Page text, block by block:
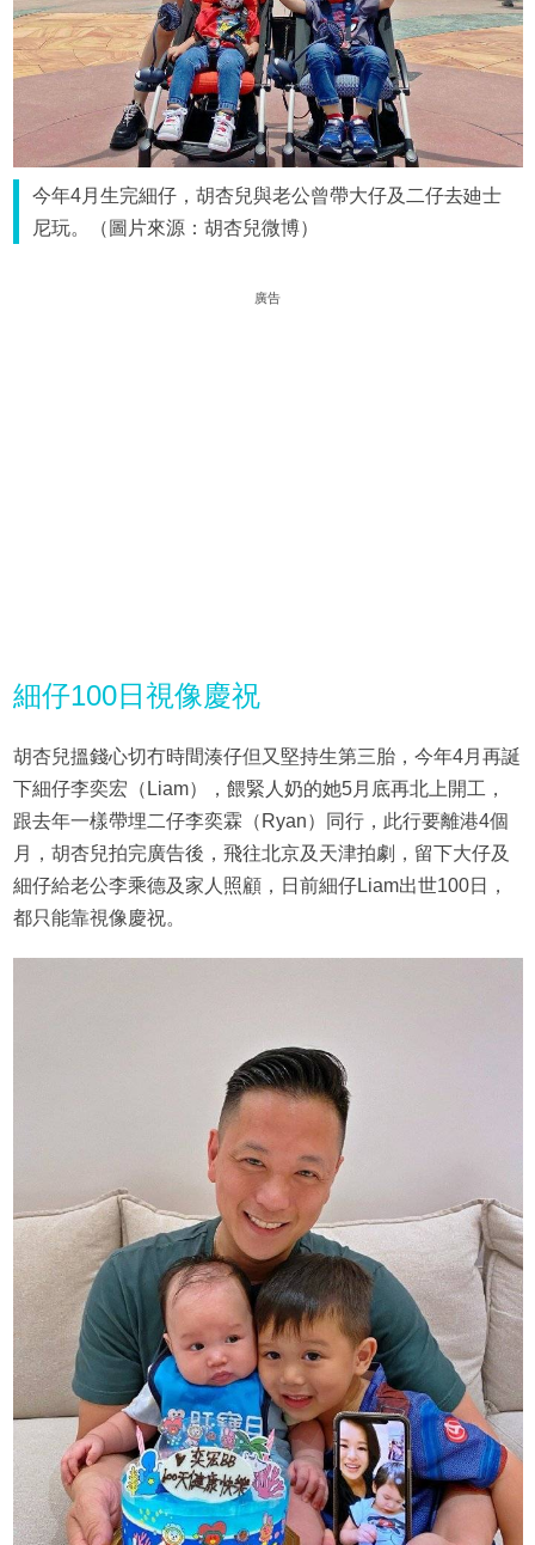
今年4月生完細仔，胡杏兒與老公曾帶大仔及二仔去廸士
尼玩。（圖片來源：胡杏兒微博）
廣告
細仔100日視像慶祝
胡杏兒搵錢心切冇時間湊仔但又堅持生第三胎，今年4月再誕
下細仔李奕宏（Liam），餵緊人奶的她5月底再北上開工，
跟去年一樣帶埋二仔李奕霖（Ryan）同行，此行要離港4個
月，胡杏兒拍完廣告後，飛往北京及天津拍劇，留下大仔及
細仔給老公李乘德及家人照顧，日前細仔Liam出世100日，
都只能靠視像慶祝。